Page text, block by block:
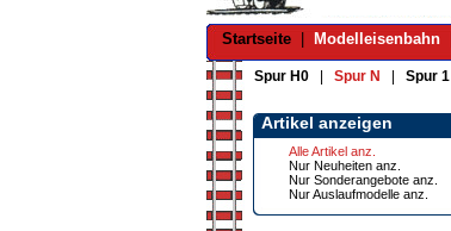
Startseite Modelleisenbahn
Spur H0 Spur N Spur 1
Artikel anzeigen
Alle Artikel anz.
Nur Neuheiten anz.
Nur Sonderangebote anz.
Nur Auslaufmodelle anz.